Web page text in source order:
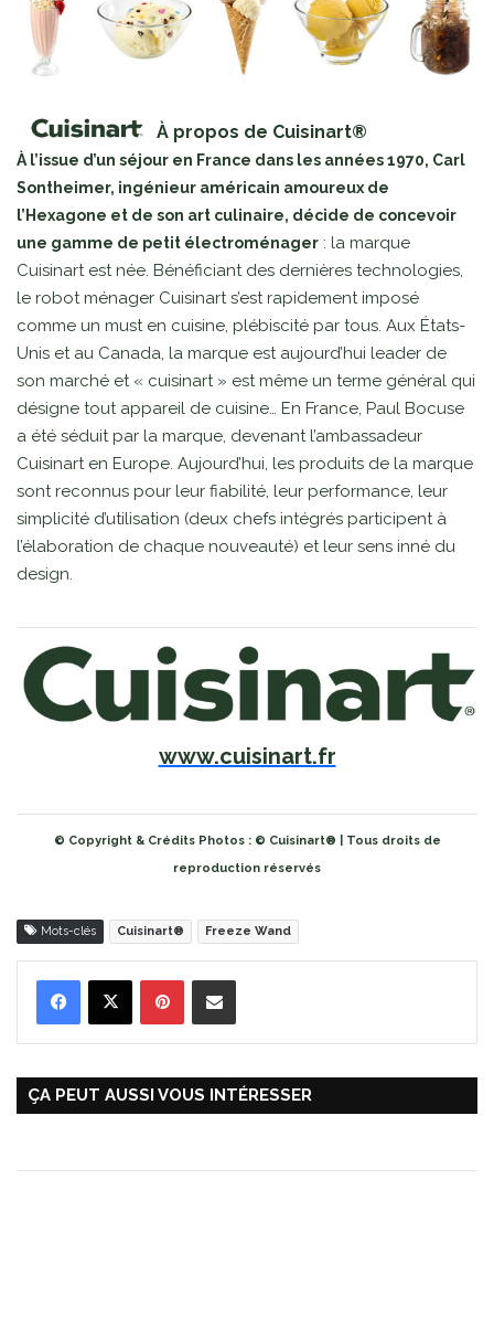
À propos de Cuisinart®
À l’issue d’un séjour en France dans les années 1970, Carl
Sontheimer, ingénieur américain amoureux de
l’Hexagone et de son art culinaire, décide de concevoir
une gamme de petit électroménager : la marque
Cuisinart est née. Bénéficiant des dernières technologies,
le robot ménager Cuisinart s’est rapidement imposé
comme un must en cuisine, plébiscité par tous. Aux États-
Unis et au Canada, la marque est aujourd’hui leader de
son marché et « cuisinart » est même un terme général qui
désigne tout appareil de cuisine… En France, Paul Bocuse
a été séduit par la marque, devenant l’ambassadeur
Cuisinart en Europe. Aujourd’hui, les produits de la marque
sont reconnus pour leur fiabilité, leur performance, leur
simplicité d’utilisation (deux chefs intégrés participent à
l’élaboration de chaque nouveauté) et leur sens inné du
design.
www.cuisinart.fr
© Copyright & Crédits Photos : © Cuisinart® | Tous droits de
reproduction réservés
Mots-clés Cuisinart® Freeze Wand
ÇA PEUT AUSSI VOUS INTÉRESSER